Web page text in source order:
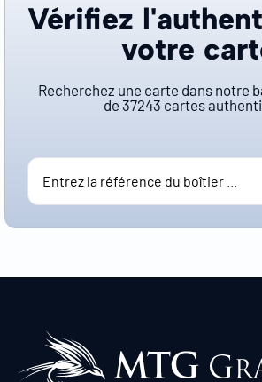
Vérifiez
votre
Recherchez une carte dans notre
de 37243 cartes